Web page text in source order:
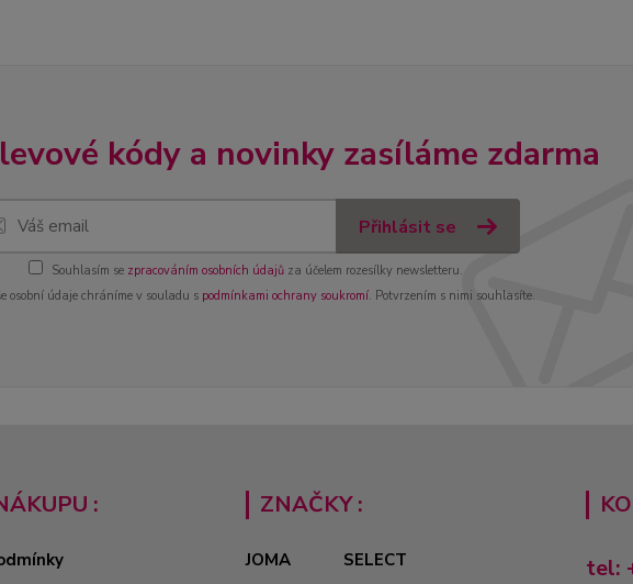
kódy a novinky zasíláme zdarma
Přihlásit se
Souhlasím se zpracováním osobních údajů za účelem rozesílky newsletteru.
osobní údaje chráníme v souladu s podmínkami ochrany soukromí. Potvrzením s nimi souhlasíte.
: ZNAČKY :
JOMA
SELECT
tel: